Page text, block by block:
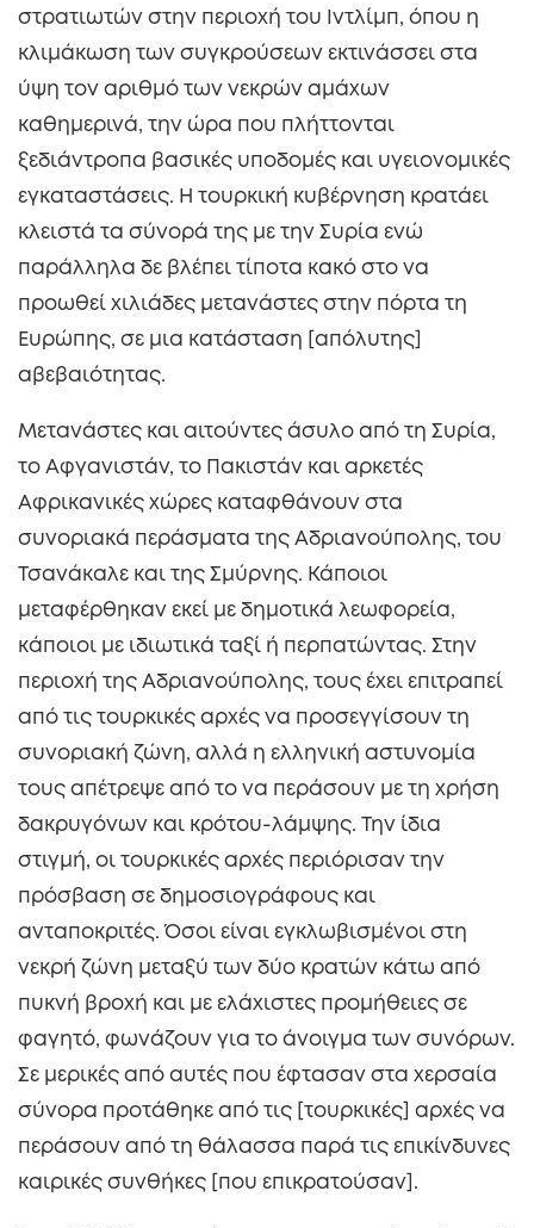
στρατιωτών στην περιοχή του Ιντλίμπ, όπου η
κλιμάκωση των συγκρούσεων εκτινάσσει στα
ύψη τον αριθμό των νεκρών αμάχων
καθημερινά, την ώρα που πλήττονται
ξεδιάντροπα βασικές υποδομές και υγειονομικές
εγκαταστάσεις. Η τουρκική κυβέρνηση κρατάει
κλειστά τα σύνορά της με την Συρία ενώ
παράλληλα δε βλέπει τίποτα κακό στο να
προωθεί χιλιάδες μετανάστες στην πόρτα τη
Ευρώπης, σε μια κατάσταση [απόλυτης]
αβεβαιότητας.
Μετανάστες και αιτούντες άσυλο από τη Συρία,
το Αφγανιστάν, το Πακιστάν και αρκετές
Αφρικανικές χώρες καταφθάνουν στα
συνοριακά περάσματα της Αδριανούπολης, του
Τσανάκαλε και της Σμύρνης. Κάποιοι
μεταφέρθηκαν εκεί με δημοτικά λεωφορεία,
κάποιοι με ιδιωτικά ταξί ή περπατώντας. Στην
περιοχή της Αδριανούπολης, τους έχει επιτραπεί
από τις τουρκικές αρχές να προσεγγίσουν τη
συνοριακή ζώνη, αλλά η ελληνική αστυνομία
τους απέτρεψε από το να περάσουν με τη χρήση
δακρυγόνων και κρότου-λάμψης. Την ίδια
στιγμή, οι τουρκικές αρχές περιόρισαν την
πρόσβαση σε δημοσιογράφους και
ανταποκριτές. Όσοι είναι εγκλωβισμένοι στη
νεκρή ζώνη μεταξύ των δύο κρατών κάτω από
πυκνή βροχή και με ελάχιστες προμήθειες σε
φαγητό, φωνάζουν για το άνοιγμα των συνόρων.
Σε μερικές από αυτές που έφτασαν στα χερσαία
σύνορα προτάθηκε από τις [τουρκικές] αρχές να
περάσουν από τη θάλασσα παρά τις επικίνδυνες
καιρικές συνθήκες [που επικρατούσαν].